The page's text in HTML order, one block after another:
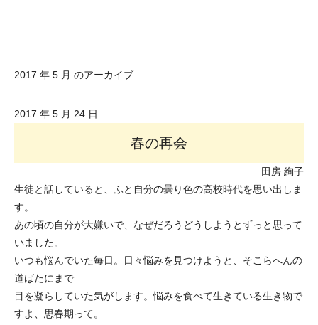
2017 年 5 月 のアーカイブ
2017 年 5 月 24 日
春の再会
田房 絢子
生徒と話していると、ふと自分の曇り色の高校時代を思い出しま
す。
あの頃の自分が大嫌いで、なぜだろうどうしようとずっと思って
いました。
いつも悩んでいた毎日。日々悩みを見つけようと、そこらへんの
道ばたにまで
目を凝らしていた気がします。悩みを食べて生きている生き物で
すよ、思春期って。